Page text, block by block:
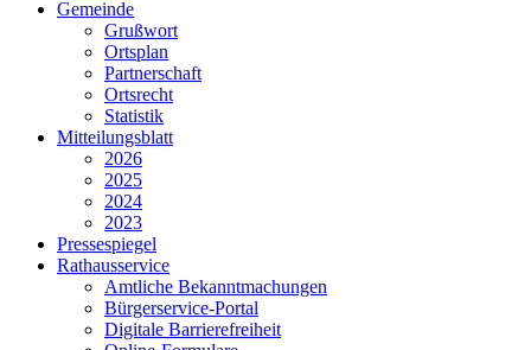
Gemeinde
Grußwort
Ortsplan
Partnerschaft
Ortsrecht
Statistik
Mitteilungsblatt
2026
2025
2024
2023
Pressespiegel
Rathausservice
Amtliche Bekanntmachungen
Bürgerservice-Portal
Digitale Barrierefreiheit